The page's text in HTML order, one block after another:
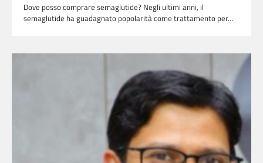
Dove posso comprare semaglutide? Negli ultimi anni, il
semaglutide ha guadagnato popolarità come trattamento per…